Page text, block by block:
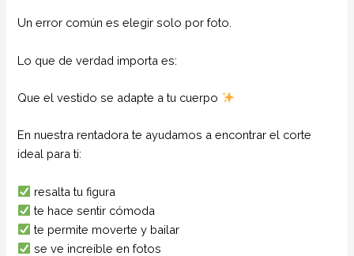
Un error común es elegir solo por foto.
Lo que de verdad importa es:
Que el vestido se adapte a tu cuerpo
En nuestra rentadora te ayudamos a encontrar el corte
ideal para ti:
resalta tu figura
te hace sentir cómoda
te permite moverte y bailar
se ve increíble en fotos